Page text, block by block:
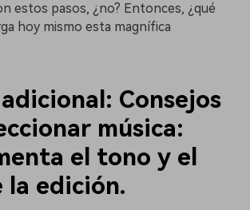
estos pasos, ¿no? Entonces, ¿qué
hoy mismo esta magnífica
Consejos
música:
el tono y el
edición.